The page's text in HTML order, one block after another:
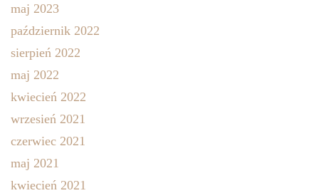
maj 2023
październik 2022
sierpień 2022
maj 2022
kwiecień 2022
wrzesień 2021
czerwiec 2021
maj 2021
kwiecień 2021